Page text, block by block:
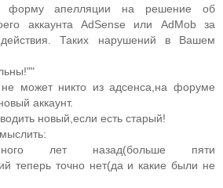
форму апелляции на решение об
аккаунта AdSense или AdMob за
Таких нарушений в Вашем
может никто из адсенса,на форуме
аккаунт.
новый,если есть старый!
лет назад(больше пяти
теперь точно нет(да и какие были не